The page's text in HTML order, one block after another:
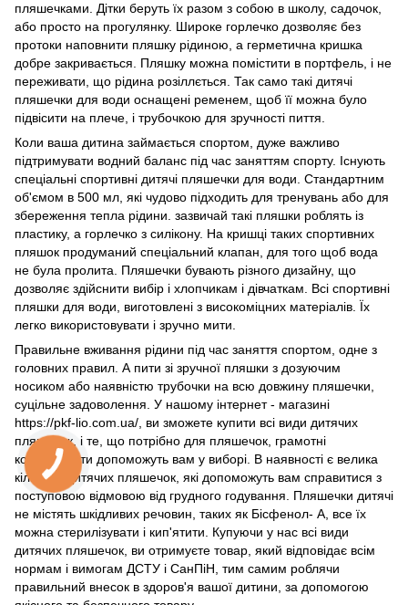
пляшечками. Дітки беруть їх разом з собою в школу, садочок,
або просто на прогулянку. Широке горлечко дозволяє без
протоки наповнити пляшку рідиною, а герметична кришка
добре закривається. Пляшку можна помістити в портфель, і не
переживати, що рідина розіллється. Так само такі дитячі
пляшечки для води оснащені ременем, щоб її можна було
підвісити на плече, і трубочкою для зручності пиття.
Коли ваша дитина займається спортом, дуже важливо
підтримувати водний баланс під час заняттям спорту. Існують
спеціальні спортивні дитячі пляшечки для води. Стандартним
об'ємом в 500 мл, які чудово підходить для тренувань або для
збереження тепла рідини. зазвичай такі пляшки роблять із
пластику, а горлечко з силікону. На кришці таких спортивних
пляшок продуманий спеціальний клапан, для того щоб вода
не була пролита. Пляшечки бувають різного дизайну, що
дозволяє здійснити вибір і хлопчикам і дівчаткам. Всі спортивні
пляшки для води, виготовлені з високоміцних матеріалів. Їх
легко використовувати і зручно мити.
Правильне вживання рідини під час заняття спортом, одне з
головних правил. А пити зі зручної пляшки з дозуючим
носиком або наявністю трубочки на всю довжину пляшечки,
суцільне задоволення. У нашому інтернет - магазині
https://pkf-lio.com.ua/, ви зможете купити всі види дитячих
пляшечок, і те, що потрібно для пляшечок, грамотні
консультанти допоможуть вам у виборі. В наявності є велика
кількість дитячих пляшечок, які допоможуть вам справитися з
поступовою відмовою від грудного годування. Пляшечки дитячі
не містять шкідливих речовин, таких як Бісфенол- А, все їх
можна стерилізувати і кип'ятити. Купуючи у нас всі види
дитячих пляшечок, ви отримуєте товар, який відповідає всім
нормам і вимогам ДСТУ і СанПіН, тим самим роблячи
правильний внесок в здоров'я вашої дитини, за допомогою